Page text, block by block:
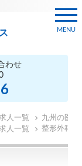
わせ
MENU
人一覧
九州の医師
人一覧 整形外科の